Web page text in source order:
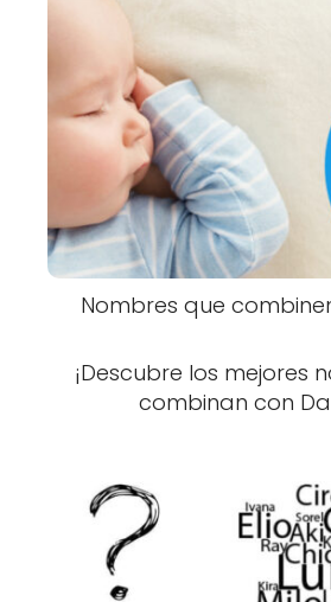
Nombres que
¡Descubre los mejores
combinan con